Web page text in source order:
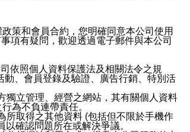
策和會員合約，您明確同意本公司使用
項有疑問，歡迎透過電子郵件與本公司
依照個人資料保護法及相關法令之規
、會員登錄及驗證、廣告行銷、特別活
獨立管理、經營之網站，其有關個人資料
為不負連帶責任。
所取得之其他資料 (包括但不限於手機作
確認問題所在或解決爭議。